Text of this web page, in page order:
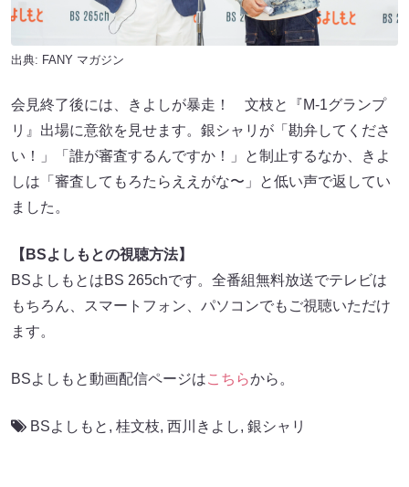
出典: FANY マガジン
会見終了後には、きよしが暴走！ 文枝と『M-1グランプ
リ』出場に意欲を見せます。銀シャリが「勘弁してくださ
い！」「誰が審査するんですか！」と制止するなか、きよ
しは「審査してもろたらええがな〜」と低い声で返してい
ました。
【BSよしもとの視聴方法】
BSよしもとはBS 265chです。全番組無料放送でテレビは
もちろん、スマートフォン、パソコンでもご視聴いただけ
ます。
BSよしもと動画配信ページはこちらから。
BSよしもと , 桂文枝, 西川きよし, 銀シャリ